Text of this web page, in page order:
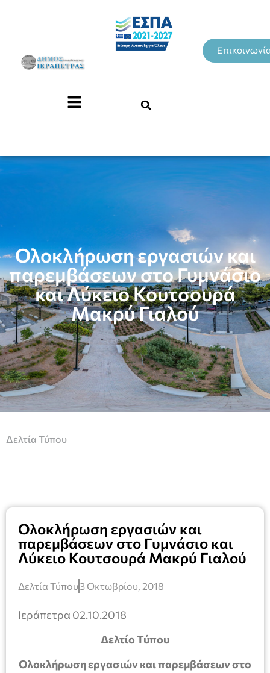
Ολοκλήρωση εργασιών και
παρεμβάσεων στο Γυμνάσιο
και Λύκειο Κουτσουρά
Μακρύ Γιαλού
Δελτία Τύπου
Ολοκλήρωση εργασιών και
παρεμβάσεων στο Γυμνάσιο και
Λύκειο Κουτσουρά Μακρύ Γιαλού
Δελτία Τύπου 3 Οκτωβρίου, 2018
Ιεράπετρα 02.10.2018
Δελτίο Τύπου
Ολοκλήρωση εργασιών και παρεμβάσεων στο